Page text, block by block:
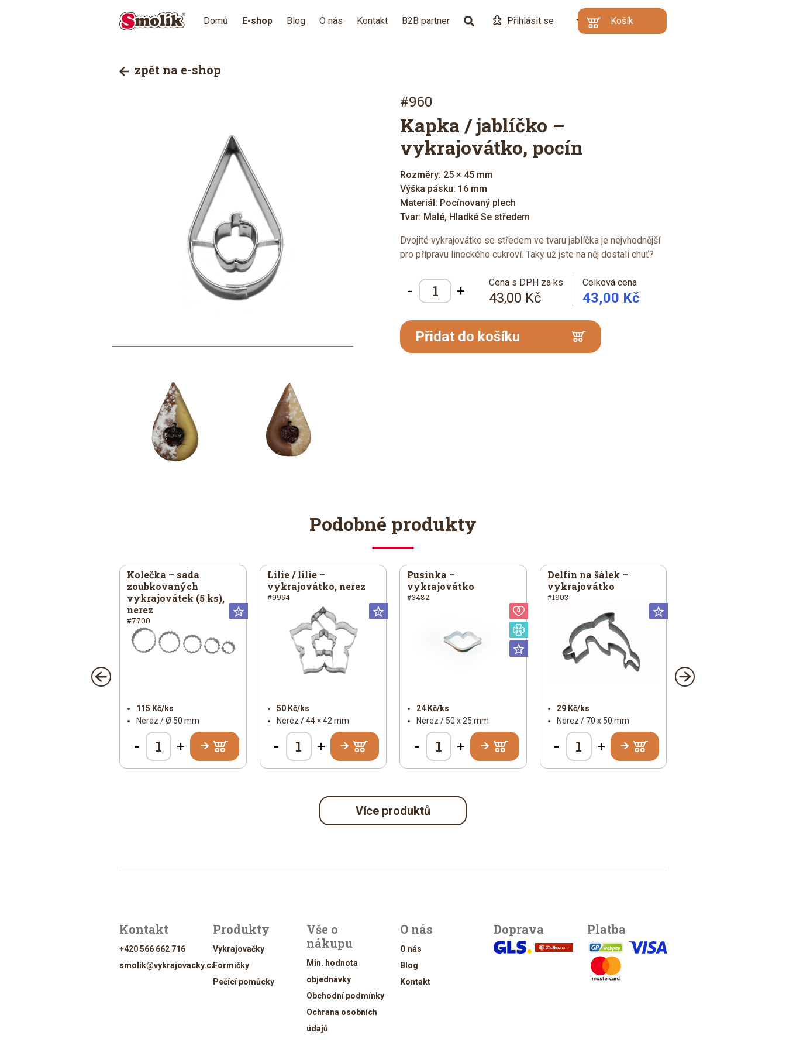
Domů E-shop Blog O nás Kontakt B2B partner Přihlásit se
CZ
Kč
Košík
zpět na e-shop
#960
Kapka / jablíčko –
vykrajovátko, pocín
Rozměry: 25 × 45 mm
Výška pásku: 16 mm
Materiál: Pocínovaný plech
Tvar: Malé, Hladké Se středem
Dvojité vykrajovátko se středem ve tvaru jablíčka je nejvhodnější
pro přípravu lineckého cukroví. Taky už jste na něj dostali chuť?
- +
Cena s DPH za ks
43,00 Kč
Celková cena
43,00 Kč
Přidat do košíku
Podobné produkty
Kolečka – sada
zoubkovaných
vykrajovátek (5 ks),
nerez
#7700
115 Kč/ks
Nerez / Ø 50 mm
- +
Lilie / lilie –
vykrajovátko, nerez
#9954
50 Kč/ks
Nerez / 44 × 42 mm
- +
Universální
Pusinka –
vykrajovátko
#3482
24 Kč/ks
Nerez / 50 x 25 mm
- +
Delfín na šálek –
vykrajovátko
#1903
29 Kč/ks
Nerez / 70 x 50 mm
- +
Valentýn
Universální
Více produktů
Kontakt
+420 566 662 716
smolik@vykrajovacky.cz
Produkty
Vykrajovačky
Formičky
Pečící pomůcky
Vše o
nákupu
Min. hodnota
objednávky
Obchodní podmínky
Ochrana osobních
údajů
O nás
O nás
Blog
Kontakt
Doprava Platba